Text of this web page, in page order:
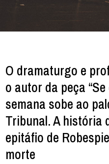
O dramaturgo e
o autor da peça
semana sobe ao
Tribunal. A história
epitáfio de
morte